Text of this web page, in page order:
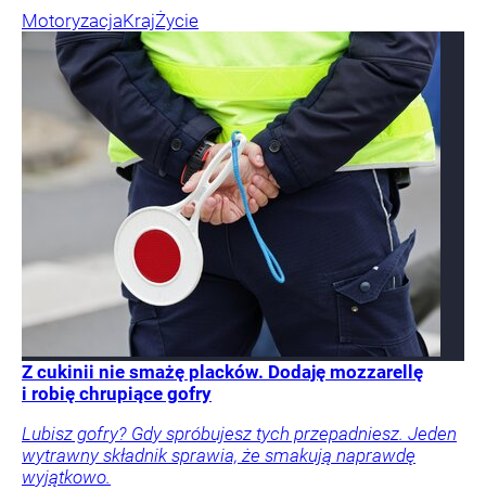
MotoryzacjaKrajŻycie
Z cukinii nie smażę placków. Dodaję mozzarellę
i robię chrupiące gofry
Lubisz gofry? Gdy spróbujesz tych przepadniesz. Jeden
wytrawny składnik sprawia, że smakują naprawdę
wyjątkowo.